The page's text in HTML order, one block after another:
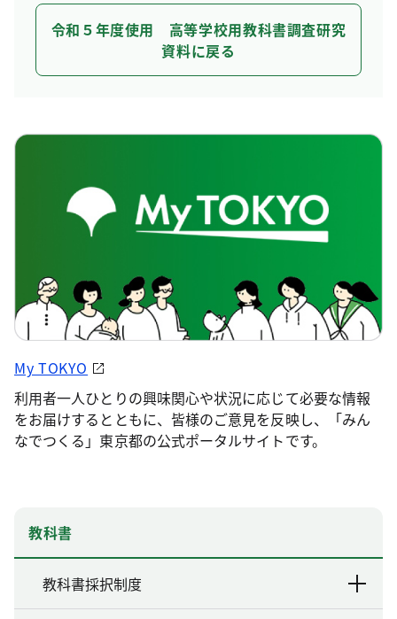
令和５年度使用 高等学校用教科書調査研究
資料に戻る
My TOKYO
利用者一人ひとりの興味関心や状況に応じて必要な情報
をお届けするとともに、皆様のご意見を反映し、「みん
なでつくる」東京都の公式ポータルサイトです。
教科書
教科書採択制度